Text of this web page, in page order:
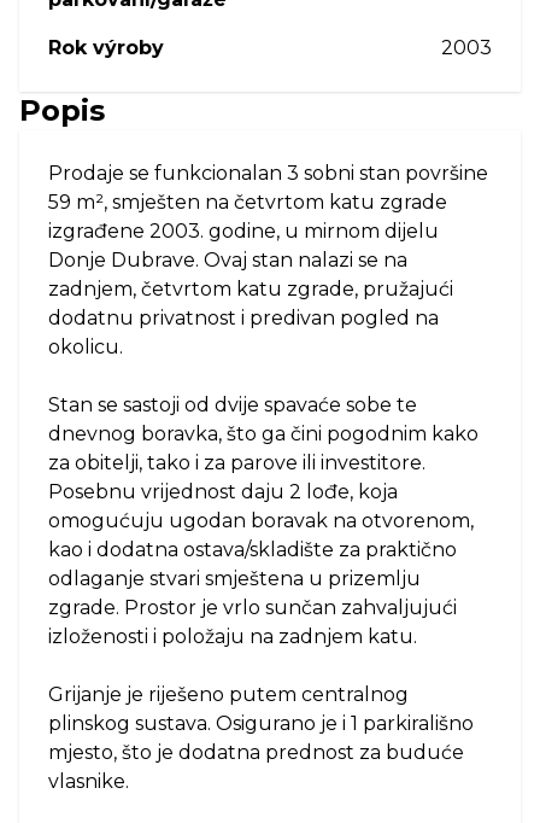
Rok výroby 2003
Popis
Prodaje se funkcionalan 3 sobni stan površine
59 m², smješten na četvrtom katu zgrade
izgrađene 2003. godine, u mirnom dijelu
Donje Dubrave. Ovaj stan nalazi se na
zadnjem, četvrtom katu zgrade, pružajući
dodatnu privatnost i predivan pogled na
okolicu.
Stan se sastoji od dvije spavaće sobe te
dnevnog boravka, što ga čini pogodnim kako
za obitelji, tako i za parove ili investitore.
Posebnu vrijednost daju 2 lođe, koja
omogućuju ugodan boravak na otvorenom,
kao i dodatna ostava/skladište za praktično
odlaganje stvari smještena u prizemlju
zgrade. Prostor je vrlo sunčan zahvaljujući
izloženosti i položaju na zadnjem katu.
Grijanje je riješeno putem centralnog
plinskog sustava. Osigurano je i 1 parkirališno
mjesto, što je dodatna prednost za buduće
vlasnike.